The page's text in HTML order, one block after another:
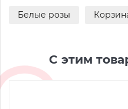
Белые розы
С этим